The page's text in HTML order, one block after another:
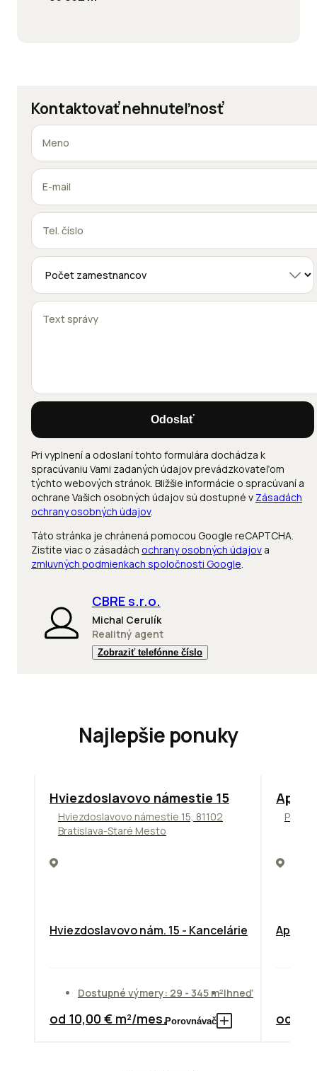
Kontaktovať nehnuteľnosť
Odoslať
Pri vyplnení a odoslaní tohto formulára dochádza k
spracúvaniu Vami zadaných údajov prevádzkovateľom
týchto webových stránok. Bližšie informácie o spracúvaní a
ochrane Vašich osobných údajov sú dostupné v Zásadách
ochrany osobných údajov.
Táto stránka je chránená pomocou Google reCAPTCHA.
Zistite viac o zásadách ochrany osobných údajov a
zmluvných podmienkach spoločnosti Google.
CBRE s.r.o.
Michal Cerulík
Realitný agent
Zobraziť telefónne číslo
Najlepšie ponuky
ODPORÚČAME
Hviezdoslavovo námestie 15
Hviezdoslavovo námestie 15, 81102
Bratislava-Staré Mesto
Hviezdoslavovo nám. 15 - Kancelárie
Dostupné výmery: 29 - 345 m²Ihneď
od 10,00 € m²/mes.Porovnávač
TOP
Apollo
od